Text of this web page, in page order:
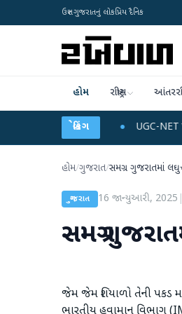
ઉત્તર ગુજરાતનું લોકપ્રિય દૈનિક
હોમ રાષ્ટ્રીય
બ્રેકિંગ
UGC-NET પરીક્ષા લીકના
હોમ/ગુજરાત/સમગ્ર ગુજરાતમાં
ગુજરાત 16 જાન્યુઆરી, 2025
સમગ્ર
જેમ જેમ શિયાળો તેની પકડ